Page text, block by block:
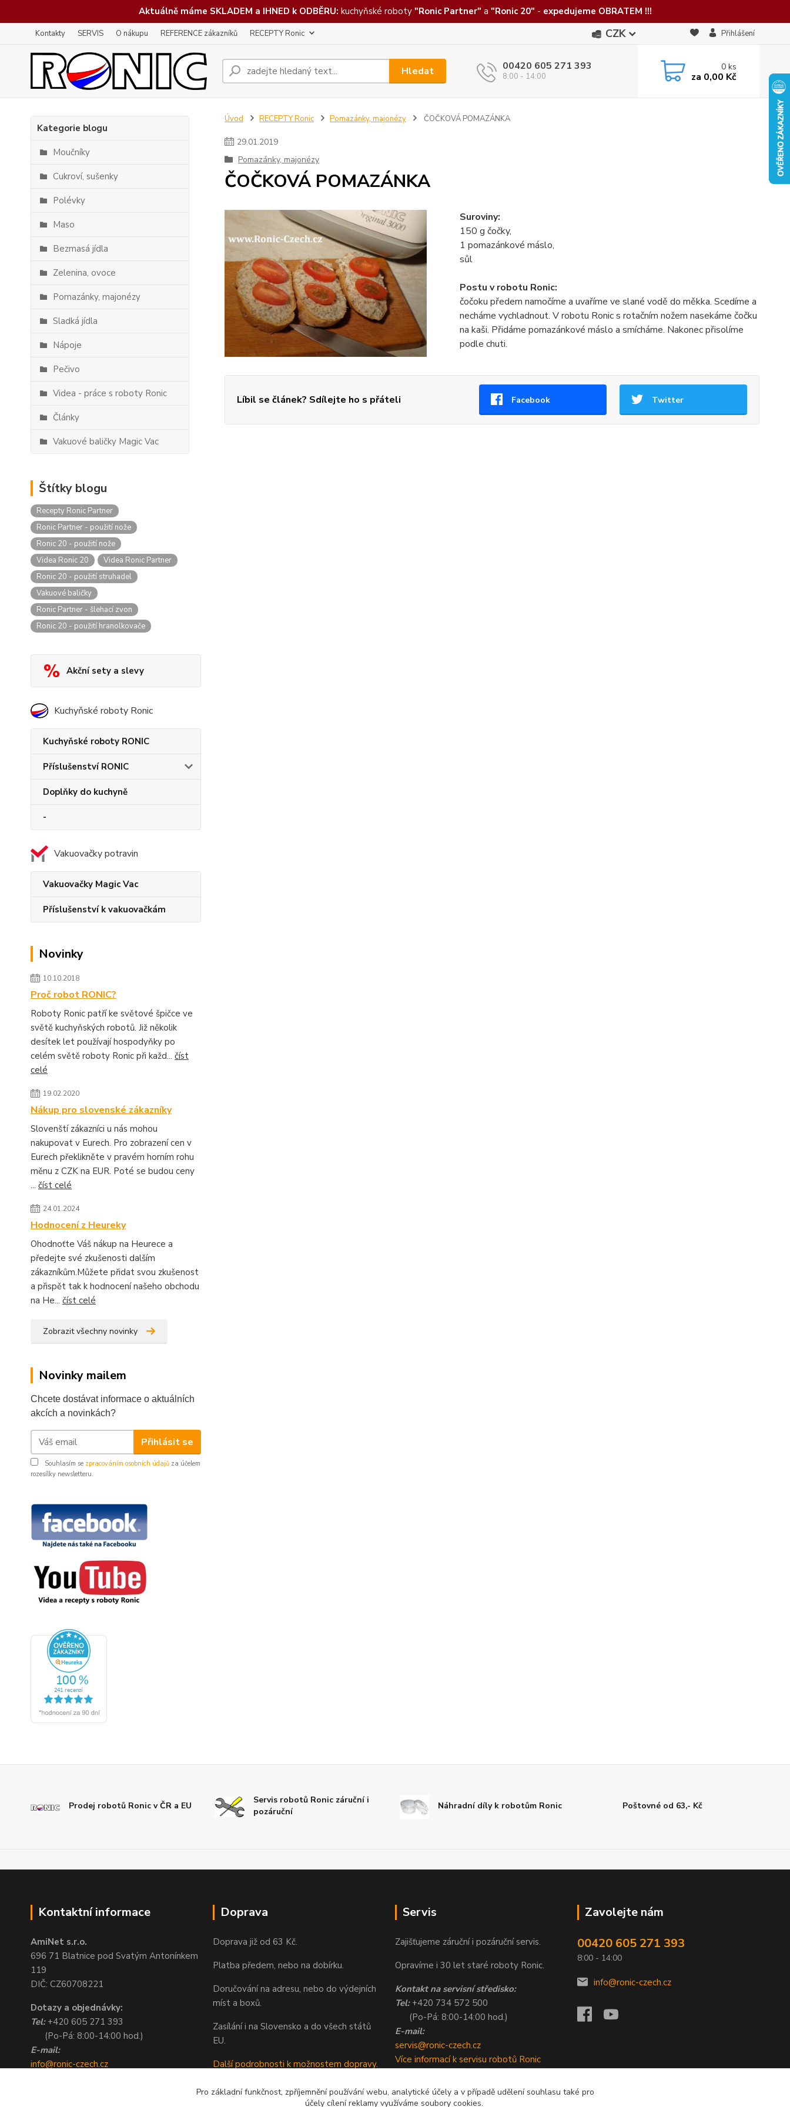
Aktuálně máme SKLADEM a IHNED k ODBĚRU: kuchyňské roboty "Ronic Partner" a "Ronic 20" - expedujeme OBRATEM !!!
Kontakty SERVIS O nákupu REFERENCE zákazníků RECEPTY Ronic CZK Přihlášení
Hledat 00420 605 271 393
8:00 - 14:00
0ks
za 0,00 Kč
Kategorie blogu
Moučníky
Cukroví, sušenky
Polévky
Maso
Bezmasá jídla
Zelenina, ovoce
Pomazánky, majonézy
Sladká jídla
Nápoje
Pečivo
Videa - práce s roboty Ronic
Články
Vakuové baličky Magic Vac
Štítky blogu
Recepty Ronic Partner
Ronic Partner - použití nože
Ronic 20 - použití nože
Videa Ronic 20
Videa Ronic Partner
Ronic 20 - použití struhadel
Vakuové baličky
Ronic Partner - šlehací zvon
Ronic 20 - použití hranolkovače
Akční sety a slevy
Kuchyňské roboty Ronic
Kuchyňské roboty RONIC
Příslušenství RONIC
Doplňky do kuchyně
-
Vakuovačky potravin
Vakuovačky Magic Vac
Příslušenství k vakuovačkám
Novinky
10.10.2018
Proč robot RONIC?
Roboty Ronic patří ke světové špičce ve
světě kuchyňských robotů. Již několik
desítek let používají hospodyňky po
celém světě roboty Ronic při každ... číst
celé
19.02.2020
Nákup pro slovenské zákazníky
Slovenští zákazníci u nás mohou
nakupovat v Eurech. Pro zobrazení cen v
Eurech překlikněte v pravém horním rohu
měnu z CZK na EUR. Poté se budou ceny
... číst celé
24.01.2024
Hodnocení z Heureky
Ohodnoťte Váš nákup na Heurece a
předejte své zkušenosti dalším
zákazníkům.Můžete přidat svou zkušenost
a přispět tak k hodnocení našeho obchodu
na He... číst celé
Zobrazit všechny novinky
Novinky mailem
Chcete dostávat informace o aktuálních
akcích a novinkách?
Přihlásit se
Souhlasím se zpracováním osobních údajů za účelem
rozesílky newsletteru.
Úvod RECEPTY Ronic Pomazánky, majonézy ČOČKOVÁ POMAZÁNKA
29.01.2019
Pomazánky, majonézy
ČOČKOVÁ POMAZÁNKA
Suroviny:
150 g čočky,
1 pomazánkové máslo,
sůl
Postu v robotu Ronic:
čočoku předem namočíme a uvaříme ve slané vodě do měkka. Scedíme a
necháme vychladnout. V robotu Ronic s rotačním nožem nasekáme čočku
na kaši. Přidáme pomazánkové máslo a smícháme. Nakonec přisolíme
podle chuti.
Líbil se článek? Sdílejte ho s přáteli Facebook Twitter
Prodej robotů Ronic v ČR a EU
Servis robotů Ronic záruční i
pozáruční
Náhradní díly k robotům Ronic Poštovné od 63,- Kč
Kontaktní informace
AmiNet s.r.o.
696 71 Blatnice pod Svatým Antonínkem
119
DIČ: CZ60708221
Dotazy a objednávky:
Tel:+420 605 271 393
(Po-Pá: 8:00-14:00 hod.)
E-mail:
info@ronic-czech.cz
Doprava
Doprava již od 63 Kč.
Platba předem, nebo na dobírku.
Doručování na adresu, nebo do výdejních
míst a boxů.
Zasílání i na Slovensko a do všech států
EU.
Další podrobnosti k možnostem dopravy.
Servis
Zajišťujeme záruční i pozáruční servis.
Opravíme i 30 let staré roboty Ronic.
Kontakt na servisní středisko:
Tel:+420 734 572 500
(Po-Pá: 8:00-14:00 hod.)
E-mail:
servis@ronic-czech.cz
Více informací k servisu robotů Ronic
Zavolejte nám
00420 605 271 393
8:00 - 14:00
info@ronic-czech.cz
Pro základní funkčnost, zpříjemnění používání webu, analytické účely a v případě udělení souhlasu také pro
účely cílení reklamy využíváme soubory cookies.